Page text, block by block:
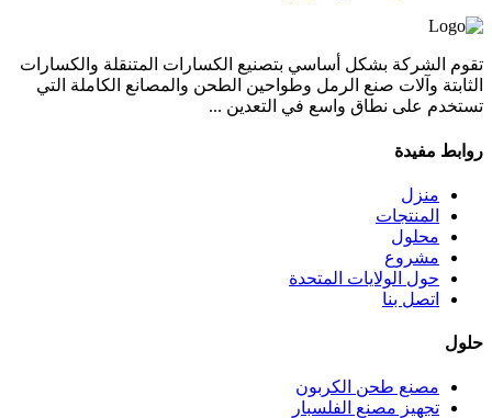
تقوم الشركة بشكل أساسي بتصنيع الكسارات المتنقلة والكسارات
الثابتة وآلات صنع الرمل وطواحين الطحن والمصانع الكاملة التي
تستخدم على نطاق واسع في التعدين ...
روابط مفيدة
منزل
المنتجات
محلول
مشروع
حول الولايات المتحدة
اتصل بنا
حلول
مصنع طحن الكربون
تجهيز مصنع الفلسبار